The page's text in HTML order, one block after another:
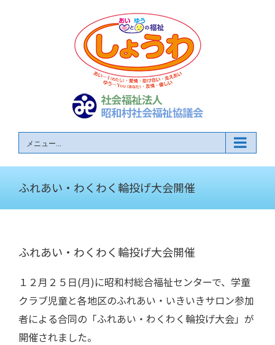
メニュー...
ふれあい・わくわく輪投げ大会開催
ふれあい・わくわく輪投げ大会開催
１２月２５日(月)に昭和村総合福祉センターで、学童
クラブ児童と各地区のふれあい・いきいきサロン参加
者による合同の「ふれあい・わくわく輪投げ大会」が
開催されました。